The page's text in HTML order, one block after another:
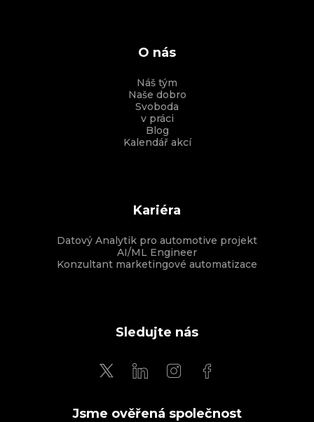
O nás
Náš tým
Naše dobro
Svoboda
v práci
Blog
Kalendář akcí
Kariéra
Datový Analytik pro automotive projekt
AI/ML Engineer
Konzultant marketingové automatizace
Sledujte nás
Jsme ověřená společnost